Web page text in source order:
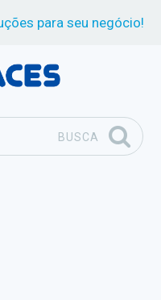
para seu negócio!
BUSCA